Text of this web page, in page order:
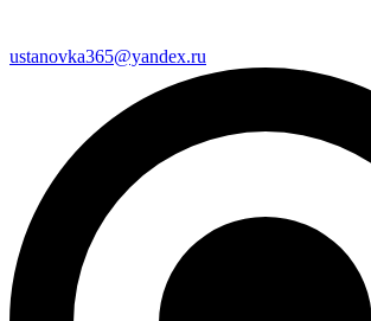
ustanovka365@yandex.ru